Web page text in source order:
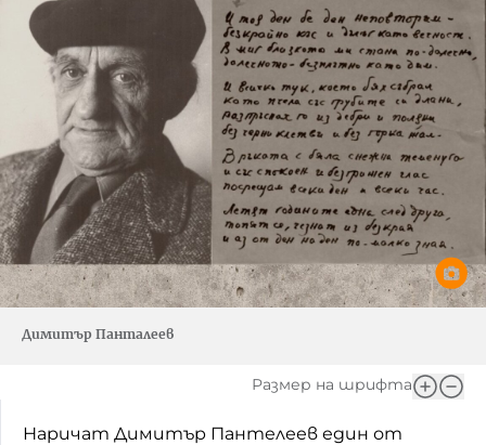
Детското.БНР
Димитър Панталеев
Размер на шрифта
Наричат Димитър Пантелеев един от